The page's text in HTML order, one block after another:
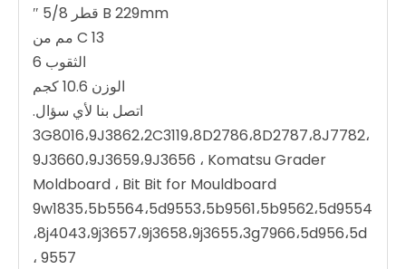
B 229mm قطر 5/8 ″
C 13 مم من
الثقوب 6
الوزن 10.6 كجم
اتصل بنا لأي سؤال.
3G8016،9J3862،2C3119،8D2786،8D2787،8J7782،
9J3660،9J3659،9J3656 ، Komatsu Grader
Moldboard ، Bit Bit for Mouldboard
9w1835،5b5564،5d9553،5b9561،5b9562،5d9554
،8j4043،9j3657،9j3658،9j3655،3g7966،5d956،5d
9557 ،